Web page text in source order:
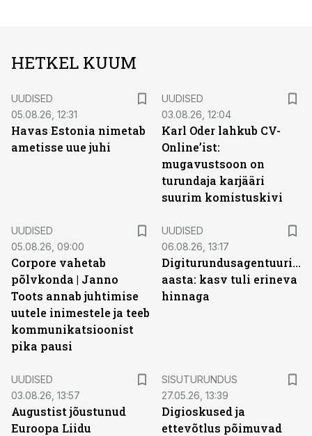
HETKEL KUUM
UUDISED
05.08.26, 12:31
Havas Estonia nimetab
ametisse uue juhi
UUDISED
03.08.26, 12:04
Karl Oder lahkub CV-
Online’ist:
mugavustsoon on
turundaja karjääri
suurim komistuskivi
UUDISED
05.08.26, 09:00
Corpore vahetab
põlvkonda | Janno
Toots annab juhtimise
uutele inimestele ja teeb
kommunikatsioonist
pika pausi
UUDISED
06.08.26, 13:17
Digiturundusagentuuride
aasta: kasv tuli erineva
hinnaga
UUDISED
03.08.26, 13:57
Augustist jõustunud
Euroopa Liidu
SISUTURUNDUS
27.05.26, 13:39
Digioskused ja
ettevõtlus põimuvad